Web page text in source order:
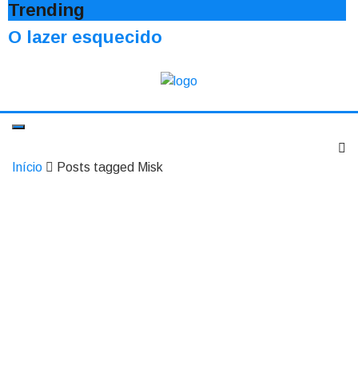
Trending
O lazer esquecido
Início Posts tagged Misk